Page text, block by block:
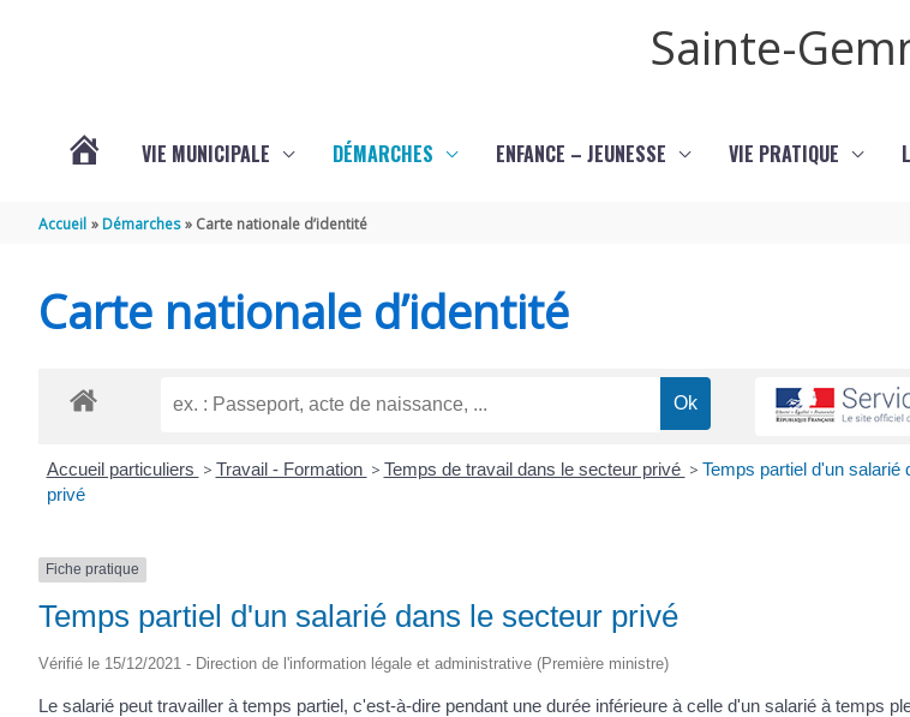
Sainte-
GEMME
VIE MUNICIPALE DÉMARCHES ENFANCE – JEUNESSE VIE PRATIQUE
Accueil Démarches Carte nationale d’identité
Carte nationale d’identité
Accueil particuliers > Travail - Formation > Temps de travail dans le secteur privé > Temps partiel d'un salarié
privé
Fiche pratique
Temps partiel d'un salarié dans le secteur privé
Vérifié le 15/12/2021 - Direction de l'information légale et administrative (Première ministre)
Le salarié peut travailler à temps partiel, c'est-à-dire pendant une durée inférieure à celle d'un salarié à temps